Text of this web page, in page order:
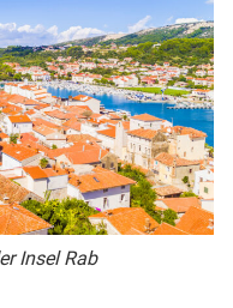
Insel Rab